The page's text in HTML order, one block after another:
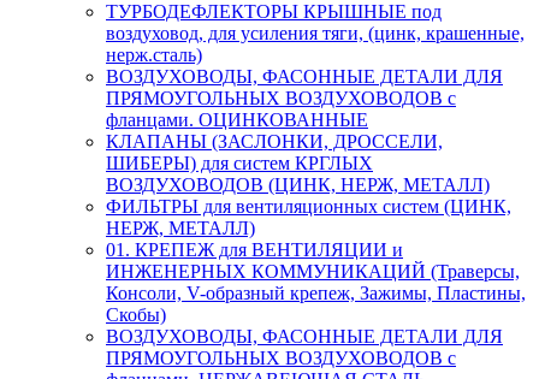
ТУРБОДЕФЛЕКТОРЫ КРЫШНЫЕ под
воздуховод, для усиления тяги, (цинк, крашенные,
нерж.сталь)
ВОЗДУХОВОДЫ, ФАСОННЫЕ ДЕТАЛИ ДЛЯ
ПРЯМОУГОЛЬНЫХ ВОЗДУХОВОДОВ с
фланцами. ОЦИНКОВАННЫЕ
КЛАПАНЫ (ЗАСЛОНКИ, ДРОССЕЛИ,
ШИБЕРЫ) для систем КРГЛЫХ
ВОЗДУХОВОДОВ (ЦИНК, НЕРЖ, МЕТАЛЛ)
ФИЛЬТРЫ для вентиляционных систем (ЦИНК,
НЕРЖ, МЕТАЛЛ)
01. КРЕПЕЖ для ВЕНТИЛЯЦИИ и
ИНЖЕНЕРНЫХ КОММУНИКАЦИЙ (Траверсы,
Консоли, V-образный крепеж, Зажимы, Пластины,
Скобы)
ВОЗДУХОВОДЫ, ФАСОННЫЕ ДЕТАЛИ ДЛЯ
ПРЯМОУГОЛЬНЫХ ВОЗДУХОВОДОВ с